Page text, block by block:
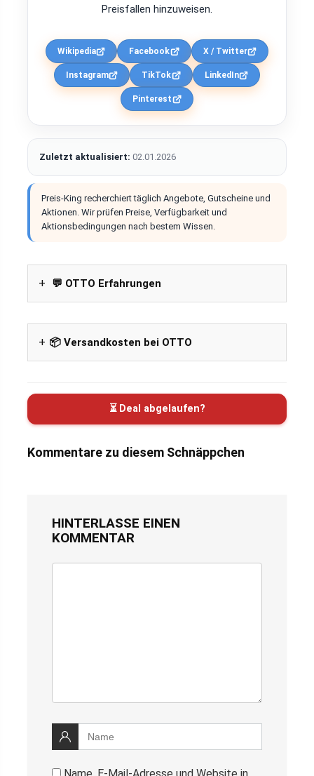
Preisfallen hinzuweisen.
Wikipedia Facebook X / Twitter
Instagram TikTok LinkedIn
Pinterest
Zuletzt aktualisiert: 02.01.2026
Preis-King recherchiert täglich Angebote, Gutscheine und
Aktionen. Wir prüfen Preise, Verfügbarkeit und
Aktionsbedingungen nach bestem Wissen.
💬 OTTO Erfahrungen
📦 Versandkosten bei OTTO
⏳ Deal abgelaufen?
Kommentare zu diesem Schnäppchen
HINTERLASSE EINEN
KOMMENTAR